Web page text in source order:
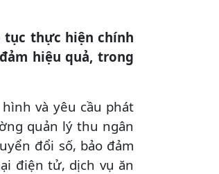
tục thực hiện chính
hiệu quả, trong
và yêu cầu phát
quản lý thu ngân
đổi số, bảo đảm
điện tử, dịch vụ ăn